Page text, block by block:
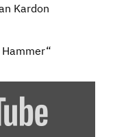
Kardon
Hammer“